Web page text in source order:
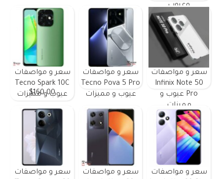
وعيوب
سعر و مواصفات
Infinix Note 50
Pro عيوب و
مميزات
سعر و مواصفات
Tecno Pova 5 Pro
عيوب و مميزات
سعر و مواصفات
Tecno Spark 10C
عيوب و مميزات
$160.00
سعر و مواصفات
سعر و مواصفات
سعر و مواصفات